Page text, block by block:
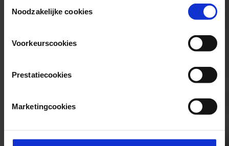
Selection
Noodzakelijke cookies
Voorkeurscookies
Prestatiecookies
Marketingcookies